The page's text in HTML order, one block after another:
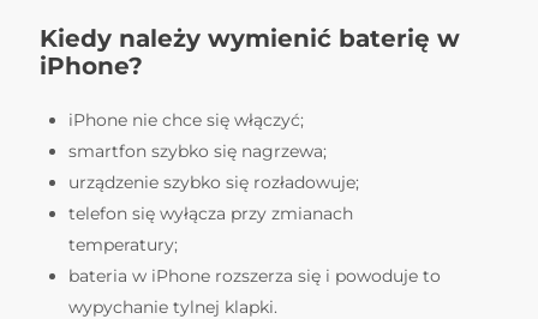
Kiedy należy wymienić baterię w
iPhone?
iPhone nie chce się włączyć;
smartfon szybko się nagrzewa;
urządzenie szybko się rozładowuje;
telefon się wyłącza przy zmianach
temperatury;
bateria w iPhone rozszerza się i powoduje to
wypychanie tylnej klapki.